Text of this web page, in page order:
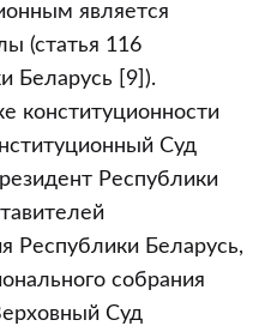
является
(статья 116
Беларусь [9]).
конституционности
Суд
Республики
Республики Беларусь,
собрания
Суд